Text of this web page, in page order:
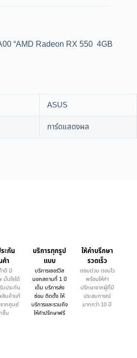
“AMD Radeon RX 550 4GB
ASUS
การ์ดแสดงผล
ะกัน
ค้า
ดี มี
นใจได้
บประกัน
นค้าแท้
ากศูนย์
ชิ้น
บริการทุกรูป
แบบ
บริการเซอร์วิส
นอกสถานที่ 1 ปี
เต็ม บริการส่ง
ซ่อม ติดตั้ง ให้
บริการและรวมถึง
ให้คำปรึกษาฟรี
ให้คำบรึกษา
รวดเร็ว
ตอบด่วน ตอบไว
พร้อมให้คำ
ปรึกษาจากผู้ที่มี
ประสบการณ์
มากกว่า 10 ปี